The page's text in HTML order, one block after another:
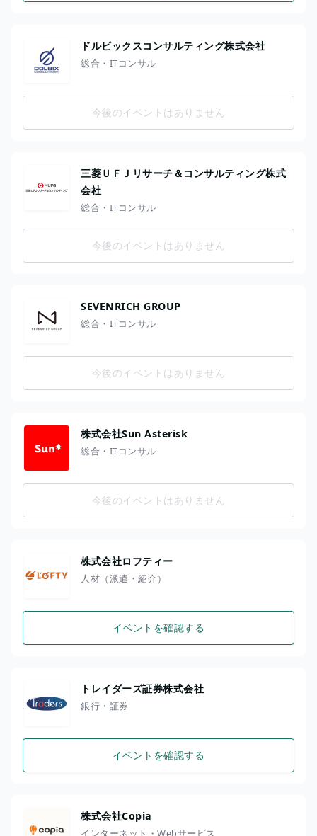
ドルビックスコンサルティング株式会社
総合・ITコンサル
今後のイベントはありません
三菱ＵＦＪリサーチ＆コンサルティング株式
会社
総合・ITコンサル
今後のイベントはありません
SEVENRICH GROUP
総合・ITコンサル
今後のイベントはありません
株式会社Sun Asterisk
総合・ITコンサル
今後のイベントはありません
株式会社ロフティー
人材（派遣・紹介）
イベントを確認する
トレイダーズ証券株式会社
銀行・証券
イベントを確認する
株式会社Copia
インターネット・Webサービス